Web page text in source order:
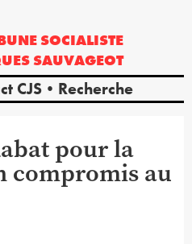
SOCIALISTE
SAUVAGEOT
CJS Recherche
pour la
compromis au